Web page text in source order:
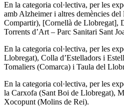
En la categoria col·lectiva, per les
amb Alzheimer i altres demències
Compartir), [Cornellà de Llobregat],
Torrents d’Art – Parc Sanitari Sant
En la categoria col·lectiva, per les
Llobregat), Colla d’Estelladors i
Tomaliers (Comarca) i Taula del
En la categoria col·lectiva, per les
la Carxofa (Sant Boi de Llobregat),
Xocopunt (Molins de Rei).